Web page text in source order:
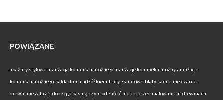
POWIĄZANE
abażury stylowe aranżacja kominka narożnego aranżacje kominek narożny aranżacje
kominka narożnego baldachim nad łóżkiem blaty granitowe blaty kamienne czarne
drewniane żaluzje do czego pasują czym odtłuścić meble przed malowaniem drewniana